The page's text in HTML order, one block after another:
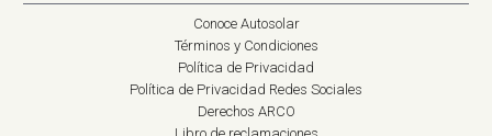
Conoce Autosolar
Términos y Condiciones
Política de Privacidad
Política de Privacidad Redes Sociales
Derechos ARCO